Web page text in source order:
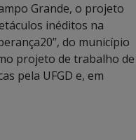
Grande, o projeto
inéditos na
do município
projeto de trabalho de
pela UFGD e, em